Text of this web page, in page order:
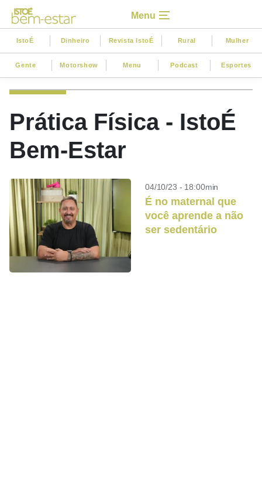
Menu
IstoÉ Dinheiro Revista IstoÉ Rural Mulher
Gente Motorshow Menu Podcast Esportes
Prática Física - IstoÉ
Bem-Estar
04/10/23 - 18:00min
É no maternal que
você aprende a não
ser sedentário